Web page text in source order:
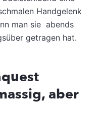
Handgelenk
man sie abends
getragen hat.
aber